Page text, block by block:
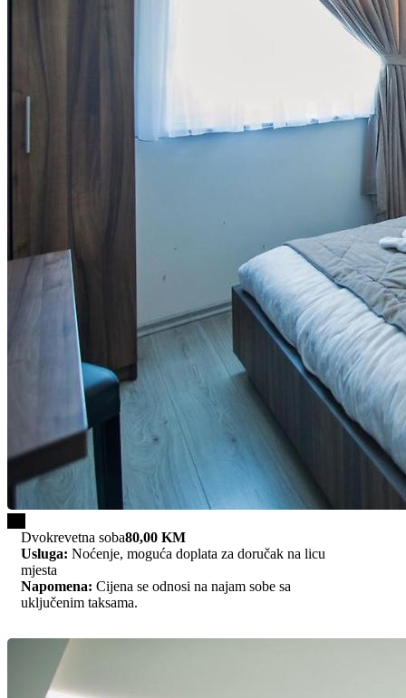
Dvokrevetna soba80,00 KM
Usluga: Noćenje, moguća doplata za doručak na licu
mjesta
Napomena: Cijena se odnosi na najam sobe sa
uključenim taksama.